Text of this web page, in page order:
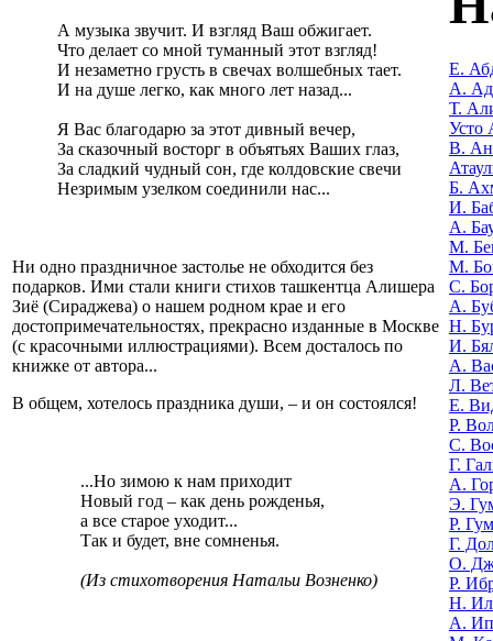
А музыка звучит. И взгляд Ваш обжигает.
Что делает со мной туманный этот взгляд!
И незаметно грусть в свечах волшебных тает.
И на душе легко, как много лет назад...
Я Вас благодарю за этот дивный вечер,
За сказочный восторг в объятьях Ваших глаз,
За сладкий чудный сон, где колдовские свечи
Незримым узелком соединили нас...
Ни одно праздничное застолье не обходится без
подарков. Ими стали книги стихов ташкентца Алишера
Зиё (Сираджева) о нашем родном крае и его
достопримечательностях, прекрасно изданные в Москве
(с красочными иллюстрациями). Всем досталось по
книжке от автора...
В общем, хотелось праздника души, – и он состоялся!
...Но зимою к нам приходит
Новый год – как день рожденья,
а все старое уходит...
Так и будет, вне сомненья.
(Из стихотворения Натальи Возненко)
Е.
А.
Т.
Усто
В.
Б.
И.
А.
М.
М.
С.
А.
Н.
И.
А.
Л.
Е.
Р.
С.
Г.
А.
Э.
Р.
Г.
О.
Р.
Н.
А.